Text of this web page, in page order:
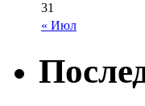
« Июл
31